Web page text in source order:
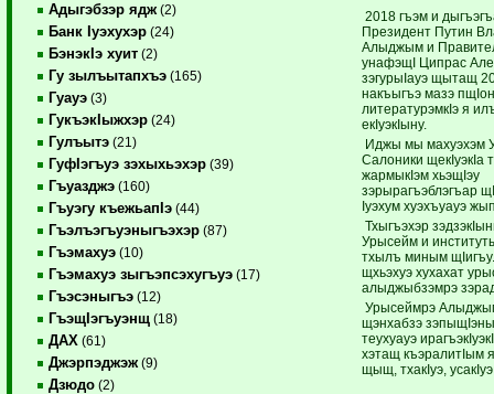
Адыгэбзэр ядж (2)
Банк Iуэхухэр (24)
БэнэкIэ хуит (2)
Гу зылъытапхъэ (165)
Гуауэ (3)
ГукъэкIыжхэр (24)
Гулъытэ (21)
ГуфIэгъуэ зэхыхьэхэр (39)
Гъуазджэ (160)
Гъуэгу къежьапIэ (44)
Гъэлъэгъуэныгъэхэр (87)
Гъэмахуэ (10)
Гъэмахуэ зыгъэпсэхугъуэ (17)
Гъэсэныгъэ (12)
ГъэщIэгъуэнщ (18)
ДАХ (61)
Джэрпэджэж (9)
Дзюдо (2)
2018 гъэм и
Президент Путин
Алыджым и
унафэщI Ципрас
зэгурыIауэ щытащ
накъыгъэ мазэ
литературэмкIэ я
екIуэкIыну.
Иджы мы махуэхэм
Салоники щекIуэкIа
жармыкIэм хьэщIэу
зэрырагъэблэгъар
Iуэхум хуэхъуауэ
Тхыгъэхэр
Урысейм и
тхылъ миным
щхьэхуэ хухахат
алыджыбзэмрэ
Урысеймрэ
щэнхабзэ
теухуауэ
хэтащ къэралитIым
щыщ, тхакIуэ,